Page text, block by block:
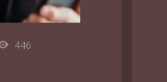
446